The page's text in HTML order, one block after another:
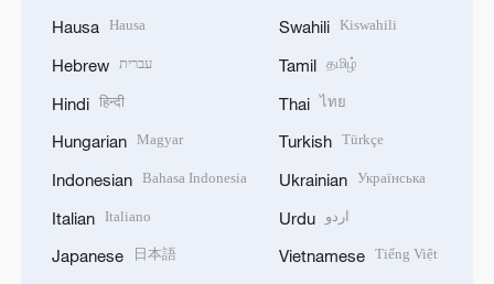
Hausa Hausa
Hebrew עברית
Hindi हिन्दी
Hungarian Magyar
Indonesian Bahasa Indonesia
Italian Italiano
Japanese 日本語
Swahili Kiswahili
Tamil தமிழ்
Thai ไทย
Turkish Türkçe
Ukrainian Українська
Urdu اردو
Vietnamese Tiếng Việt